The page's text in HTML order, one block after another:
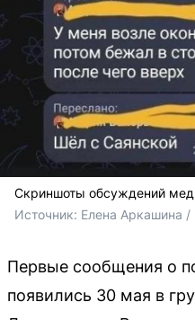
Скриншоты обсуждений
Источник: Елена Аркашина
Первые сообщения о
появились 30 мая в